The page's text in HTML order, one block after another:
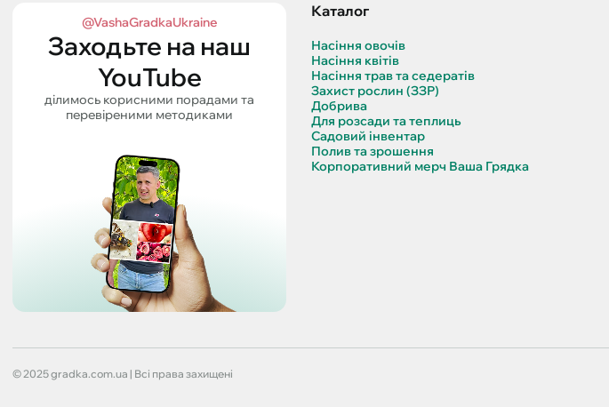
@VashaGradkaUkraine
Заходьте на наш
YouTube
ділимось корисними порадами та
перевіреними методиками
Каталог
Насіння овочів
Насіння квітів
Насіння трав та седератів
Захист рослин (ЗЗР)
Добрива
Для розсади та теплиць
Садовий інвентар
Полив та зрошення
Корпоративний мерч Ваша Грядка
© 2025 gradka.com.ua | Всі права захищені